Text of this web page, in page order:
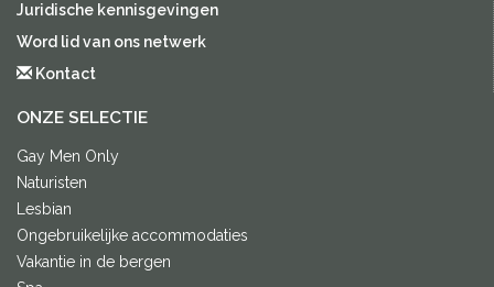
Juridische kennisgevingen
Word lid van ons netwerk
Kontact
ONZE SELECTIE
Gay Men Only
Naturisten
Lesbian
Ongebruikelijke accommodaties
Vakantie in de bergen